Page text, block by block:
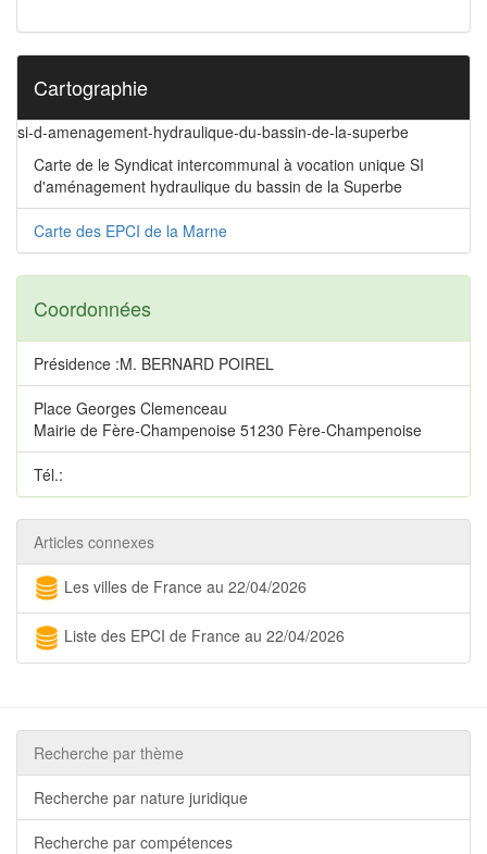
Cartographie
si-d-amenagement-hydraulique-du-bassin-de-la-superbe
Carte de le Syndicat intercommunal à vocation unique SI
d'aménagement hydraulique du bassin de la Superbe
Carte des EPCI de la Marne
Coordonnées
Présidence :M. BERNARD POIREL
Place Georges Clemenceau
Mairie de Fère-Champenoise 51230 Fère-Champenoise
Tél.:
Articles connexes
Les villes de France au 22/04/2026
Liste des EPCI de France au 22/04/2026
Recherche par thème
Recherche par nature juridique
Recherche par compétences